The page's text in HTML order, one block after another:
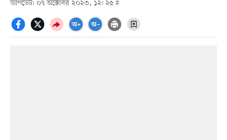
আপডেট: ০৭ অক্টোবর ২০২৩, ১২: ২৫